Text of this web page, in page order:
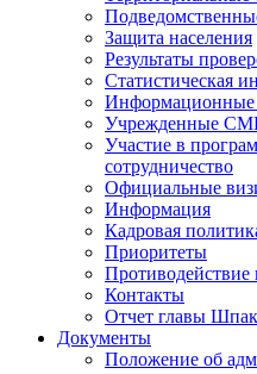
Защита населения
Результаты
Статистическая
Информационные
Учрежденные
Участие в
сотрудничество
Официальные
Информация
Кадровая
Приоритеты
Противодействие
Контакты
Отчет главы
Документы
Положение об